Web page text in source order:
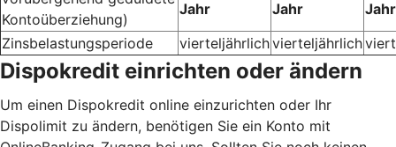
Kontoüberziehung)
Jahr
Jahr
Jahr
Zinsbelastungsperiode
vierteljährlichvierteljährlich
Dispokredit einrichten oder ändern
Um einen Dispokredit online einzurichten oder Ihr
Dispolimit zu ändern, benötigen Sie ein Konto mit